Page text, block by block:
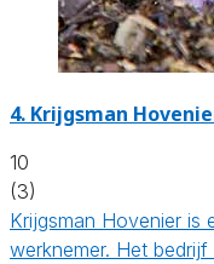
4. Krijgsman
10
(3)
Krijgsman Hovenier is
werknemer. Het